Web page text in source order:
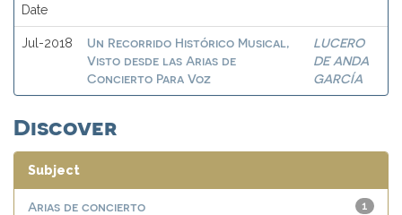
Date
Jul-2018
Un Recorrido Histórico Musical,
Visto desde las Arias de
Concierto Para Voz
LUCERO
DE ANDA
GARCÍA
Discover
Subject
1
Arias de concierto